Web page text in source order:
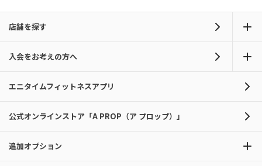
店舗を探す
入会をお考えの方へ
エニタイムフィットネスアプリ
公式オンラインストア「A PROP（ア プロップ）」
追加オプション